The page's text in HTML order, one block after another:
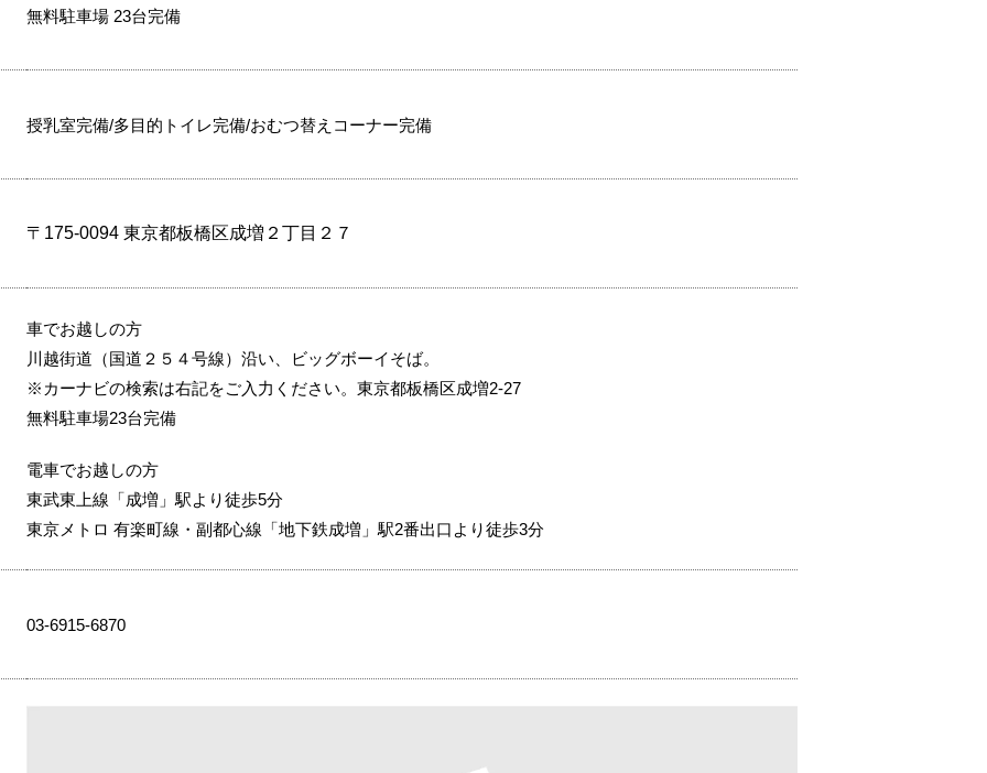
無料駐車場 23台完備
授乳室完備/多目的トイレ完備/おむつ替えコーナー完備
〒175-0094 東京都板橋区成増２丁目２７
車でお越しの方
川越街道（国道２５４号線）沿い、ビッグボーイそば。
※カーナビの検索は右記をご入力ください。東京都板橋区成増2-27
無料駐車場23台完備
電車でお越しの方
東武東上線「成増」駅より徒歩5分
東京メトロ 有楽町線・副都心線「地下鉄成増」駅2番出口より徒歩3分
03-6915-6870